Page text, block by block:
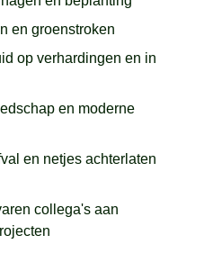
en groenstroken
op verhardingen en in
en moderne
en netjes achterlaten
collega's aan